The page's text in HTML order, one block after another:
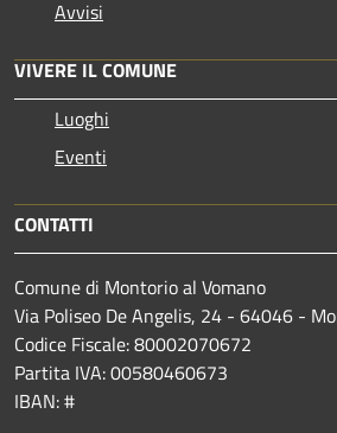
Avvisi
VIVERE IL COMUNE
Luoghi
Eventi
CONTATTI
Comune di Montorio al Vomano
Via Poliseo De Angelis, 24 - 64046 -
Codice Fiscale: 80002070672
Partita IVA: 00580460673
IBAN: #